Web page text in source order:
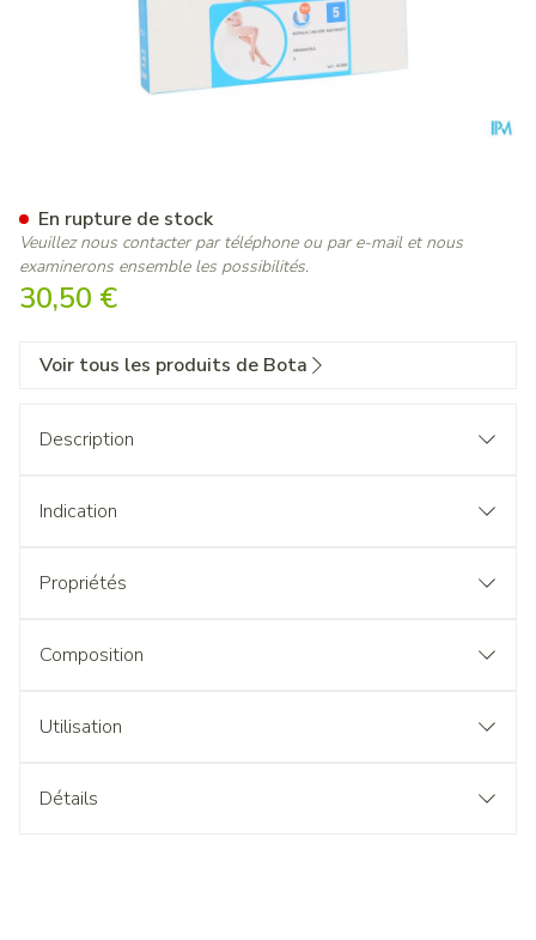
30,50 €
En rupture de stock
Veuillez nous contacter par téléphone ou par e-mail et nous
examinerons ensemble les possibilités.
Voir tous les produits de Bota
Description
Indication
Propriétés
Composition
Utilisation
Détails